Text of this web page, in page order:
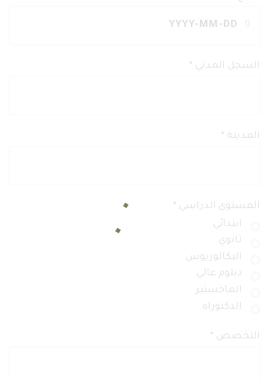
السجل المدني *
المدينة *
المستوى الدراسي *
ابتدائي
ثانوي
البكالوريوس
دبلوم عالي
الماجستير
الدكتوراه
التخصص *